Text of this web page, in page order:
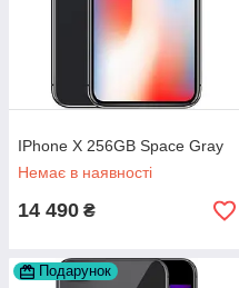
IPhone X 256GB Space Gray
Немає в наявності
14 490 ₴
Подарунок